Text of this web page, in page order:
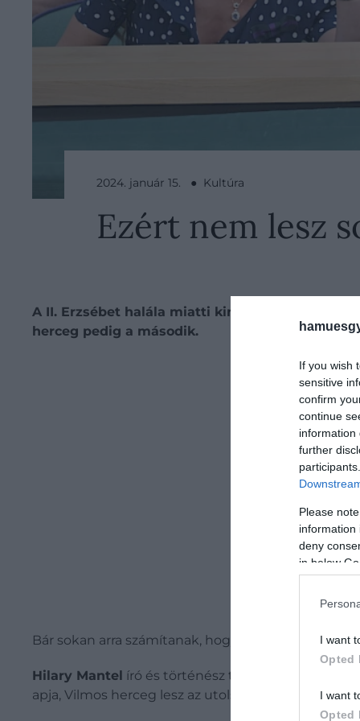
If you wish
sensitive
confirm
continue
information
further
Please
information
deny
in below
I want
Opted
I want
Opted
2024. január 15. ● Kultúra
Ezért nem lesz
A II. Erzsébet halála miatti királyi
herceg pedig a második.
Bár sokan arra számítanak, hogy egy napon
Hilary Mantel író és történész tavaly a The Times
apja, Vilmos herceg lesz az utolsó király.